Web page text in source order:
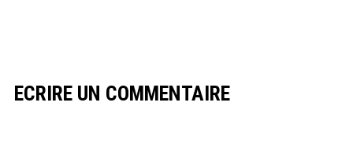
ECRIRE UN COMMENTAIRE